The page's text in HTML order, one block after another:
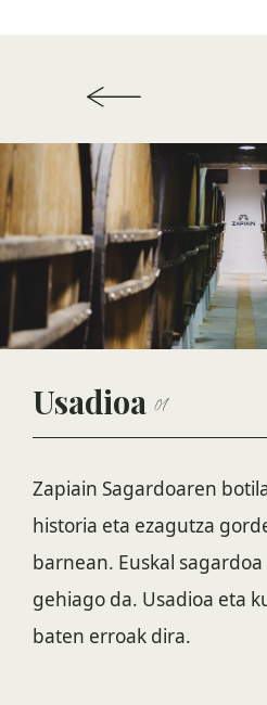
Usadioa01
Zapiain Sagardoaren
historia eta ezagutza
barnean. Euskal
gehiago da. Usadioa eta
baten erroak dira.